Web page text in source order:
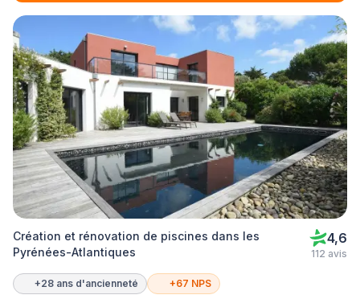
Création et rénovation de piscines dans les
Pyrénées-Atlantiques
4,6
112 avis
+28 ans d'ancienneté +67 NPS